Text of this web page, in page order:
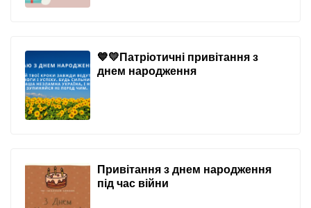
💙💛Патріотичні привітання з
днем народження
Привітання з днем народження
під час війни